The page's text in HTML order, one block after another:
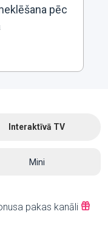
pēc
Interaktīvā TV
Mini
pakas kanāli